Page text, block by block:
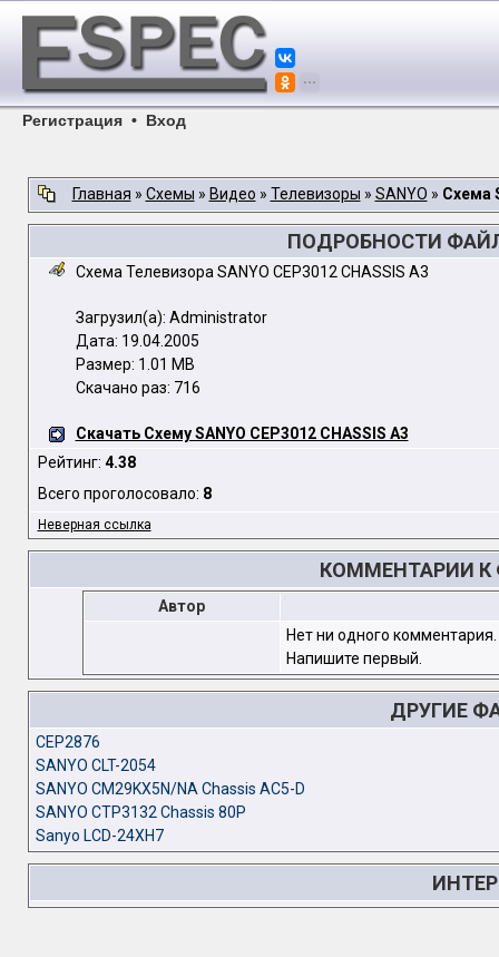
Регистрация • Вход
Главная » Схемы » Видео » Телевизоры » SANYO » Схема
ПОДРОБНОСТИ ФАЙЛА
Схема Телевизора SANYO CEP3012 CHASSIS A3
Загрузил(а): Administrator
Дата: 19.04.2005
Размер: 1.01 MB
Скачано раз: 716
Скачать Схему SANYO CEP3012 CHASSIS A3
Рейтинг: 4.38
Всего проголосовало: 8
Неверная ссылка
КОММЕНТАРИИ К
Автор
Нет ни одного комментария.
Напишите первый.
ДРУГИЕ
CEP2876
SANYO CLT-2054
SANYO CM29KX5N/NA Chassis AC5-D
SANYO CTP3132 Chassis 80P
Sanyo LCD-24XH7